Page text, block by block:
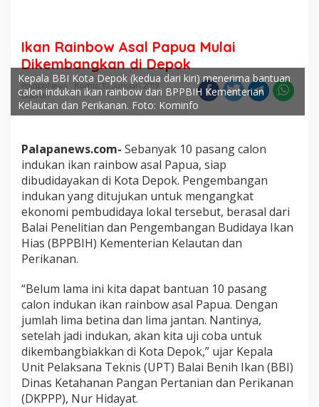
Ikan Rainbow Asal Papua Mulai
Dikembangkan di Depok
PalapaNews
Kamis, 10 Januari 2019
Daerah
Kepala BBI Kota Depok (kedua dari kiri) menerima bantuan
calon indukan ikan rainbow dari BPPBIH Kementerian
Kelautan dan Perikanan. Foto: Kominfo
Palapanews.com- Sebanyak 10 pasang calon
indukan ikan rainbow asal Papua, siap
dibudidayakan di Kota Depok. Pengembangan
indukan yang ditujukan untuk mengangkat
ekonomi pembudidaya lokal tersebut, berasal dari
Balai Penelitian dan Pengembangan Budidaya Ikan
Hias (BPPBIH) Kementerian Kelautan dan
Perikanan.
“Belum lama ini kita dapat bantuan 10 pasang
calon indukan ikan rainbow asal Papua. Dengan
jumlah lima betina dan lima jantan. Nantinya,
setelah jadi indukan, akan kita uji coba untuk
dikembangbiakkan di Kota Depok,” ujar Kepala
Unit Pelaksana Teknis (UPT) Balai Benih Ikan (BBI)
Dinas Ketahanan Pangan Pertanian dan Perikanan
(DKPPP), Nur Hidayat.